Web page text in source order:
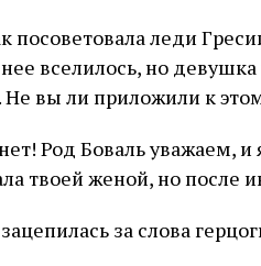
посоветовала леди
вселилось, но
Не вы ли приложили к
Род Боваль уважаем,
твоей женой, но после
за слова